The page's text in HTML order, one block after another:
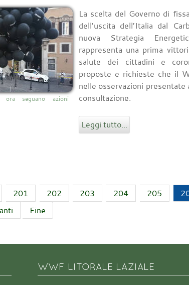
ora seguano azioni
La scelta del Governo di
dell’uscita dell’Italia dal
nuova Strategia
rappresenta una prima
salute dei cittadini e
proposte e richieste che il
nelle osservazioni
consultazione.
Leggi tutto...
201 202 203 204 205
Fine
WWF LITORALE LAZIALE